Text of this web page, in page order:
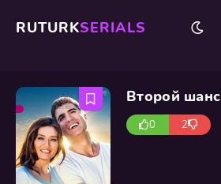
RUTURKSERIALS
Второй шанс
0 2